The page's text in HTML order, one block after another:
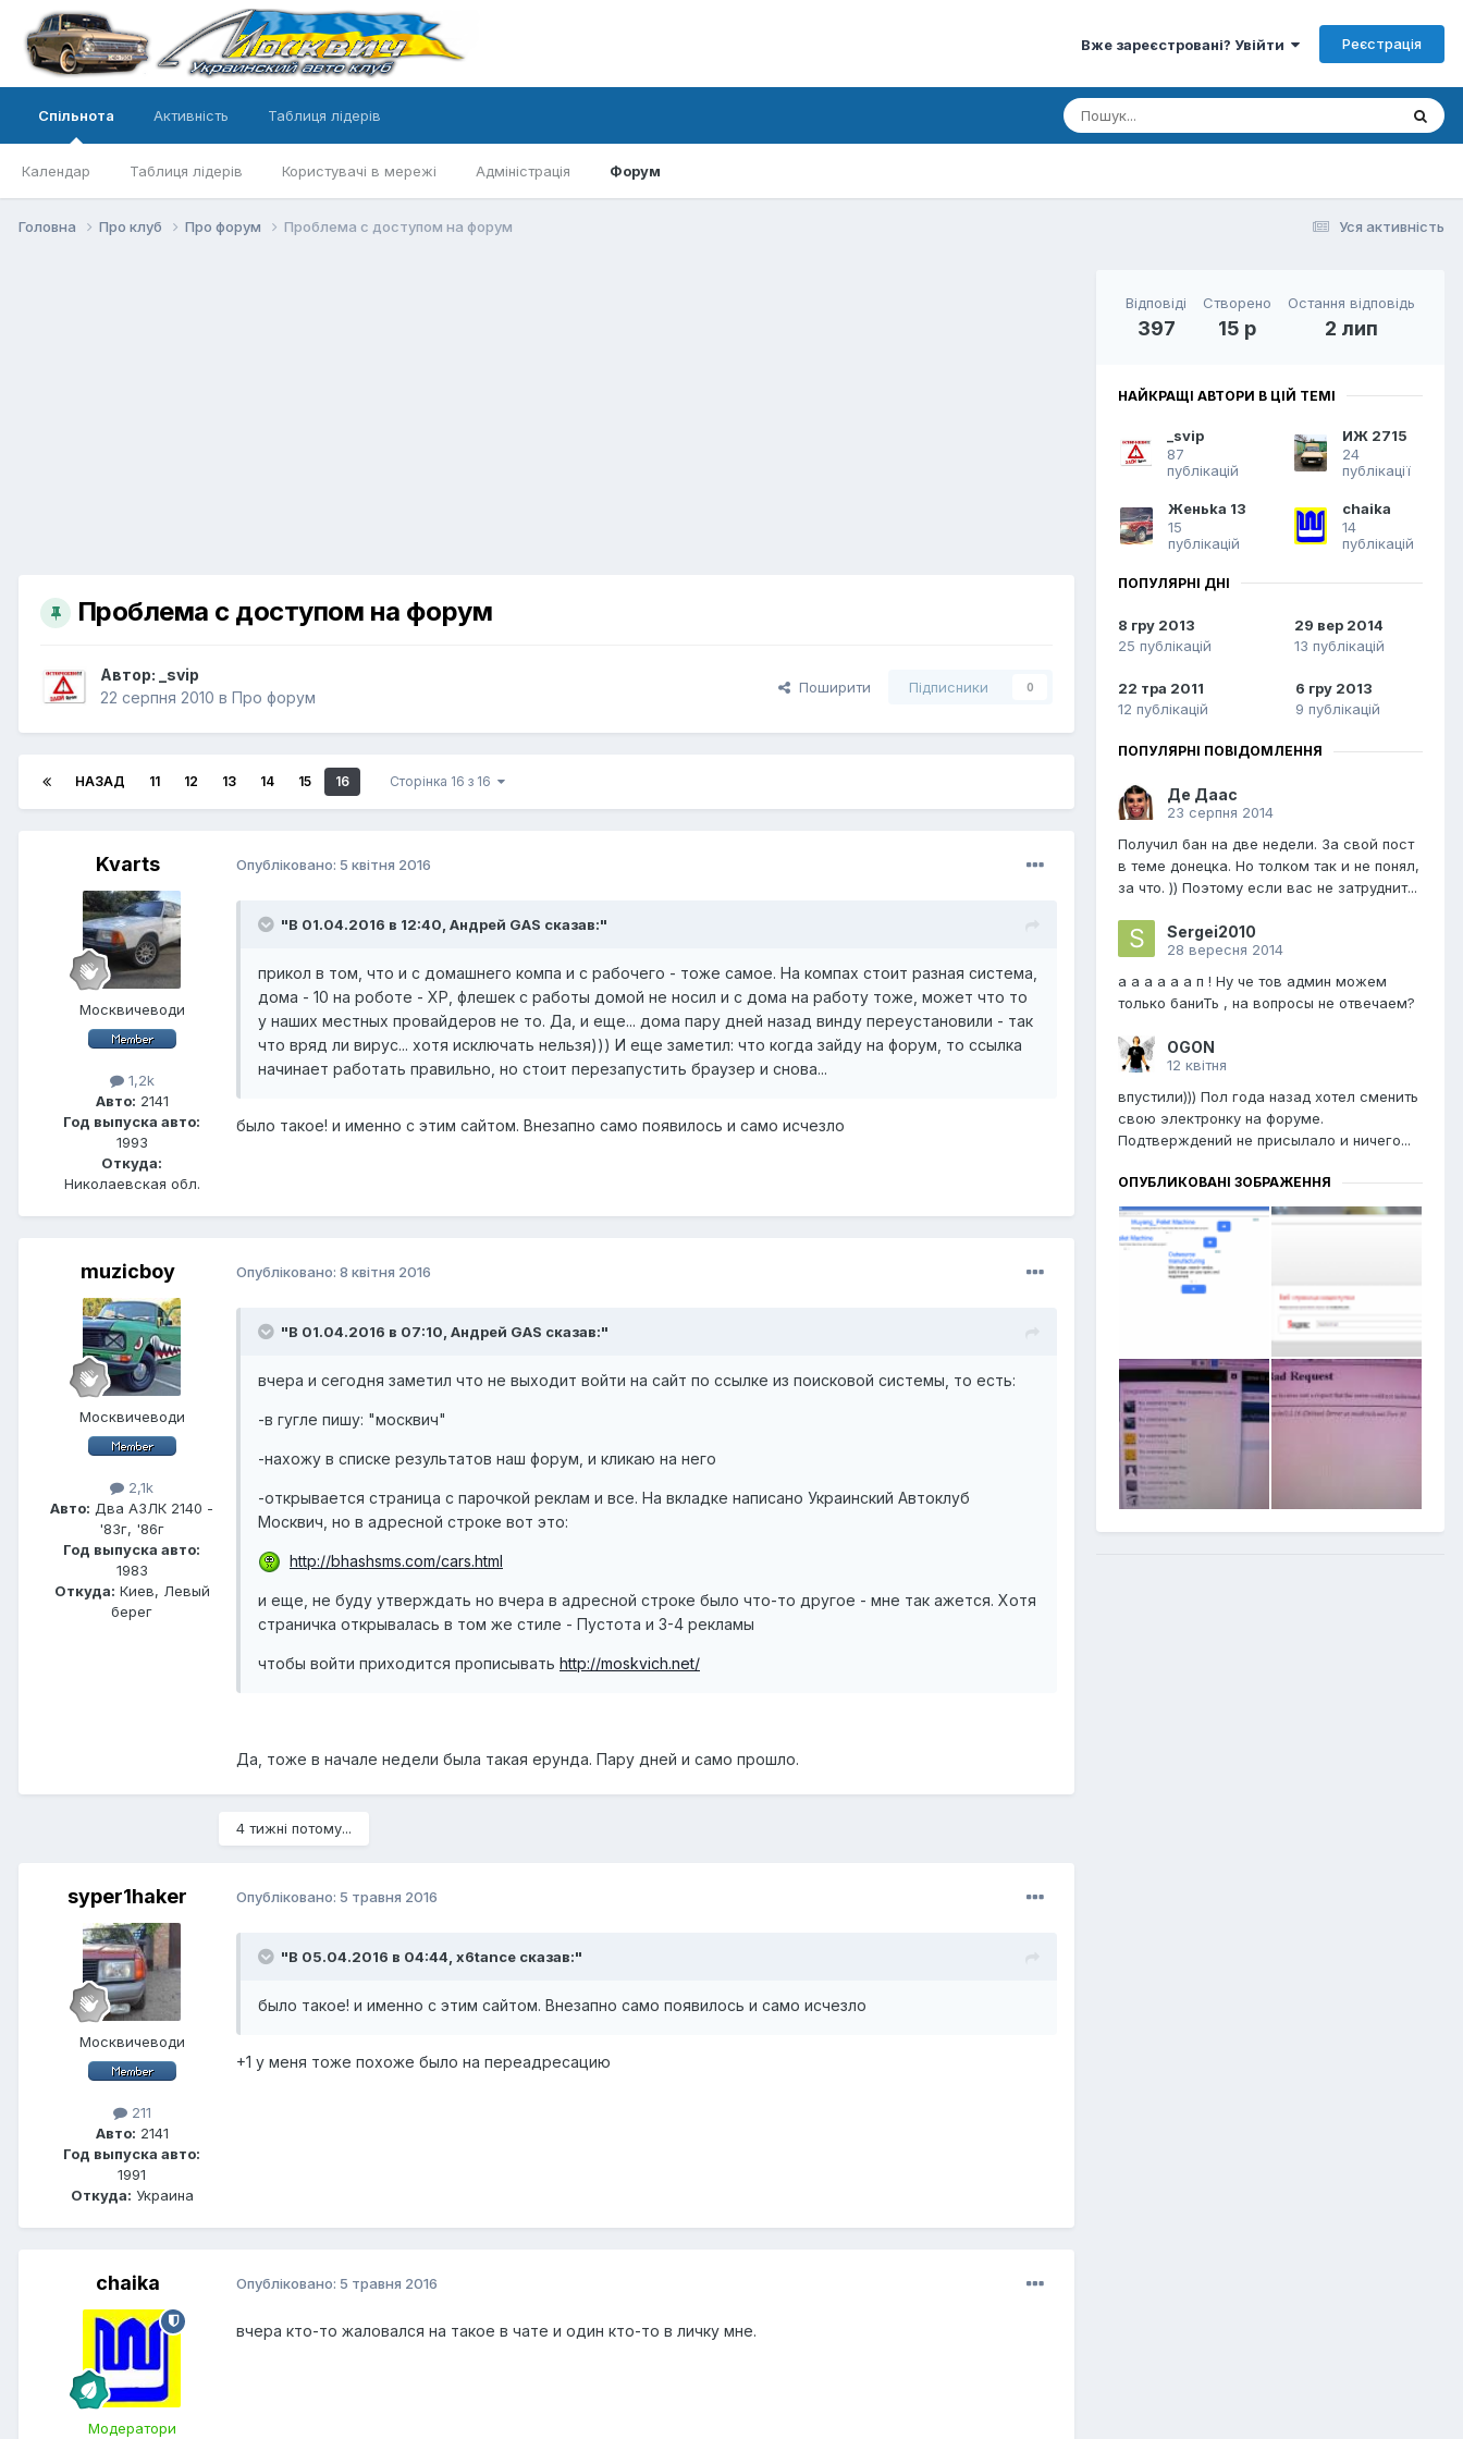
Вже зареєстровані? Увійти Реєстрація
Спільнота
Календар Таблиця лідерів Користувачі в мережі Адміністрація Форум
Активність Таблиця лідерів
Уся активність
Головна Про клуб Про форум Проблема с доступом на форум
Проблема с доступом на форум
Автор:
_svip
22 серпня 2010 в Про форум
Поширити Підписники 0
НАЗАД 11 12 13 14 15 16 Сторінка 16 з 16
Kvarts
Москвичеводи
1,2k
Авто: 2141
Год выпуска авто:
1993
Откуда:
Николаевская обл.
Опубліковано: 5 квітня 2016
"В 01.04.2016 в 12:40, Андрей GAS сказав:"
прикол в том, что и с домашнего компа и с рабочего - тоже самое. На компах стоит разная система,
дома - 10 на роботе - ХР, флешек с работы домой не носил и с дома на работу тоже, может что то
у наших местных провайдеров не то. Да, и еще... дома пару дней назад винду переустановили - так
что вряд ли вирус... хотя исключать нельзя))) И еще заметил: что когда зайду на форум, то ссылка
начинает работать правильно, но стоит перезапустить браузер и снова...
было такое! и именно с этим сайтом. Внезапно само появилось и само исчезло
muzicboy
Москвичеводи
2,1k
Авто: Два АЗЛК 2140 -
'83г, '86г
Год выпуска авто:
1983
Откуда: Киев, Левый
берег
Опубліковано: 8 квітня 2016
"В 01.04.2016 в 07:10, Андрей GAS сказав:"
вчера и сегодня заметил что не выходит войти на сайт по ссылке из поисковой системы, то есть:
-в гугле пишу: "москвич"
-нахожу в списке результатов наш форум, и кликаю на него
-открывается страница с парочкой реклам и все. На вкладке написано Украинский Автоклуб
Москвич, но в адресной строке вот это:
http://bhashsms.com/cars.html
и еще, не буду утверждать но вчера в адресной строке было что-то другое - мне так ажется. Хотя
страничка открывалась в том же стиле - Пустота и 3-4 рекламы
чтобы войти приходится прописывать http://moskvich.net/
Да, тоже в начале недели была такая ерунда. Пару дней и само прошло.
4 тижні потому...
syper1haker
Москвичеводи
211
Авто: 2141
Год выпуска авто:
1991
Откуда: Украина
Опубліковано: 5 травня 2016
"В 05.04.2016 в 04:44, x6tance сказав:"
было такое! и именно с этим сайтом. Внезапно само появилось и само исчезло
+1 у меня тоже похоже было на переадресацию
chaika
Модератори
Опубліковано: 5 травня 2016
вчера кто-то жаловался на такое в чате и один кто-то в личку мне.
Відповіді
397
Створено
15 р
Остання відповідь
2 лип
НАЙКРАЩІ АВТОРИ В ЦІЙ ТЕМІ
_svip
87
публікацій
ИЖ 2715
24
публікації
Женьka 13
15
публікацій
chaika
14
публікацій
ПОПУЛЯРНІ ДНІ
8 гру 2013
25 публікацій
29 вер 2014
13 публікацій
22 тра 2011
12 публікацій
6 гру 2013
9 публікацій
ПОПУЛЯРНІ ПОВІДОМЛЕННЯ
Де Даас
23 серпня 2014
Получил бан на две недели. За свой пост
в теме донецка. Но толком так и не понял,
за что. )) Поэтому если вас не затруднит...
Sergei2010
28 вересня 2014
a a a a a a п ! Ну че тов админ можем
только баниТь , на вопросы не отвечаем?
OGON
12 квітня
впустили))) Пол года назад хотел сменить
свою электронку на форуме.
Подтверждений не присылало и ничего...
ОПУБЛИКОВАНІ ЗОБРАЖЕННЯ